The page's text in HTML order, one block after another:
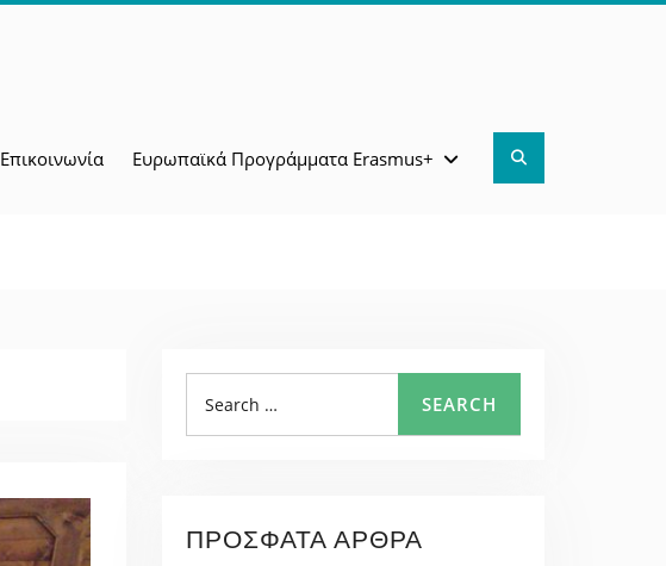
Επικοινωνία Ευρωπαϊκά Προγράμματα Erasmus+
for:
SEARCH
ΠΡΌΣΦΑΤΑ ΆΡΘΡΑ